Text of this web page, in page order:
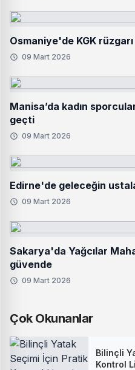
Osmaniye'de KGK
09 Mart 2026
Manisa’da kadın
geçti
09 Mart 2026
Edirne'de geleceğin
09 Mart 2026
Sakarya'da Yağcılar
güvende
09 Mart 2026
Çok Okunanlar
Bilinçli
Kontrol